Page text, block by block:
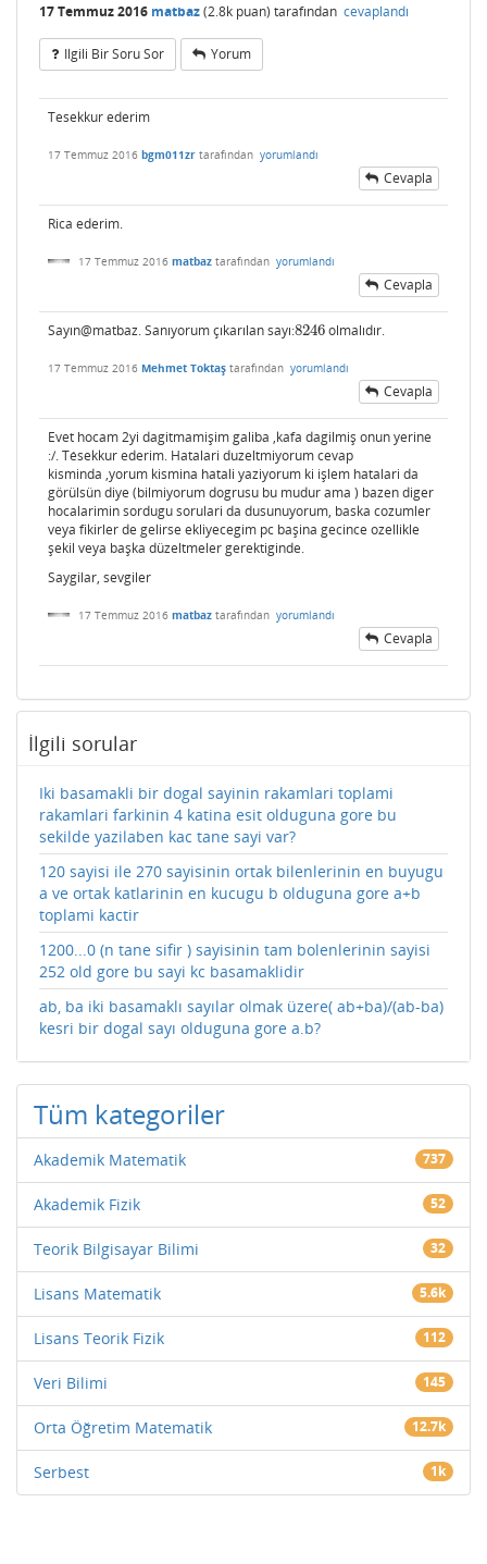
17 Temmuz 2016 matbaz(2.8k puan) tarafından cevaplandı
Ilgili Bir Soru Sor Yorum
Tesekkur ederim
17 Temmuz 2016 bgm011zr tarafından yorumlandı
Cevapla
Rica ederim.
17 Temmuz 2016 matbaz tarafından yorumlandı
Cevapla
Sayın@matbaz. Sanıyorum çıkarılan sayı:8246
8246olmalıdır.
17 Temmuz 2016 Mehmet Toktaş tarafından yorumlandı
Cevapla
Evet hocam 2yi dagitmamişim galiba ,kafa dagilmiş onun yerine
:/. Tésekkur ederim. Hatalari duzeltmiyorum cevap
kisminda ,yorum kismina hatali yaziyorum ki işlem hatalari da
görülsün diye (bilmiyorum dogrusu bu mudur ama ) bazen diger
hocalarimin sordugu sorulari da dusunuyorum, baska cozumler
veya fikirler de gelirse ekliyecegim pc başina gecince ozellikle
şekil veya başka düzeltmeler gerektiginde.
Saygilar, sevgiler
17 Temmuz 2016 matbaz tarafından yorumlandı
Cevapla
İlgili sorular
Iki basamakli bir dogal sayinin rakamlari toplami
rakamlari farkinin 4 katina esit olduguna gore bu
sekilde yazilaben kac tane sayi var?
120 sayisi ile 270 sayisinin ortak bilenlerinin en buyugu
a ve ortak katlarinin en kucugu b olduguna gore a+b
toplami kactir
1200...0 (n tane sifir ) sayisinin tam bolenlerinin sayisi
252 old gore bu sayi kc basamaklidir
ab, ba iki basamaklı sayılar olmak üzere( ab+ba)/(ab-ba)
kesri bir dogal sayı olduguna gore a.b?
Tüm kategoriler
Akademik Matematik 737
Akademik Fizik 52
Teorik Bilgisayar Bilimi 32
Lisans Matematik 5.6k
Lisans Teorik Fizik 112
Veri Bilimi 145
Orta Öğretim Matematik 12.7k
Serbest 1k